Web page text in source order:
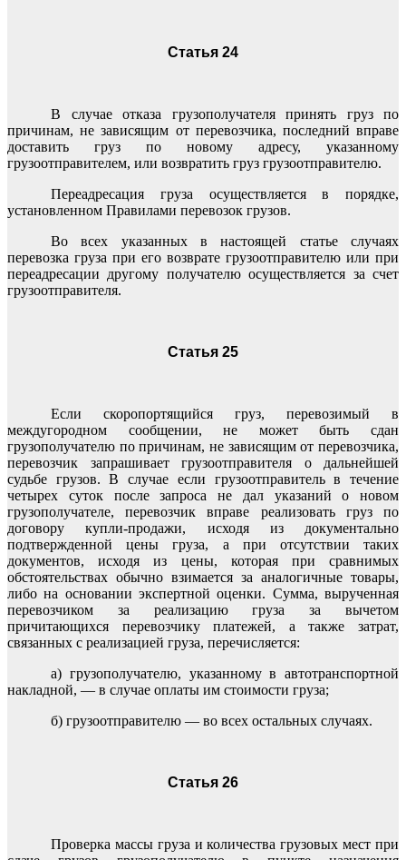
Статья 24
В случае отказа грузополучателя принять груз по
причинам, не зависящим от перевозчика, последний вправе
доставить груз по новому адресу, указанному
грузоотправителем, или возвратить груз грузоотправителю.
Переадресация груза осуществляется в порядке,
установленном Правилами перевозок грузов.
Во всех указанных в настоящей статье случаях
перевозка груза при его возврате грузоотправителю или при
переадресации другому получателю осуществляется за счет
грузоотправителя.
Статья 25
Если скоропортящийся груз, перевозимый в
междугородном сообщении, не может быть сдан
грузополучателю по причинам, не зависящим от перевозчика,
перевозчик запрашивает грузоотправителя о дальнейшей
судьбе грузов. В случае если грузоотправитель в течение
четырех суток после запроса не дал указаний о новом
грузополучателе, перевозчик вправе реализовать груз по
договору купли-продажи, исходя из документально
подтвержденной цены груза, а при отсутствии таких
документов, исходя из цены, которая при сравнимых
обстоятельствах обычно взимается за аналогичные товары,
либо на основании экспертной оценки. Сумма, вырученная
перевозчиком за реализацию груза за вычетом
причитающихся перевозчику платежей, а также затрат,
связанных с реализацией груза, перечисляется:
а) грузополучателю, указанному в автотранспортной
накладной, — в случае оплаты им стоимости груза;
б) грузоотправителю — во всех остальных случаях.
Статья 26
Проверка массы груза и количества грузовых мест при